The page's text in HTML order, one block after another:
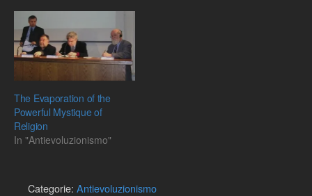
di smontarlo",
Dennettdefinisce la
religione un fenomeno
naturale e afferma che è
tempo…
The Evaporation of the
Powerful Mystique of
Religion
In "Antievoluzionismo"
Categorie: Antievoluzionismo